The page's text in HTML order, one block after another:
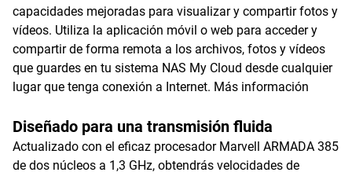
capacidades mejoradas para visualizar y compartir fotos y
vídeos. Utiliza la aplicación móvil o web para acceder y
compartir de forma remota a los archivos, fotos y vídeos
que guardes en tu sistema NAS My Cloud desde cualquier
lugar que tenga conexión a Internet. Más información
Diseñado para una transmisión fluida
Actualizado con el eficaz procesador Marvell ARMADA 385
de dos núcleos a 1,3 GHz, obtendrás velocidades de